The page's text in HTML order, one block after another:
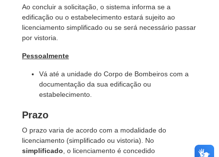
Ao concluir a solicitação, o sistema informa se a
edificação ou o estabelecimento estará sujeito ao
licenciamento simplificado ou se será necessário passar
por vistoria.
Pessoalmente
Vá até a unidade do Corpo de Bombeiros com a
documentação da sua edificação ou
estabelecimento.
Prazo
O prazo varia de acordo com a modalidade do
licenciamento (simplificado ou vistoria). No
simplificado , o licenciamento é concedido